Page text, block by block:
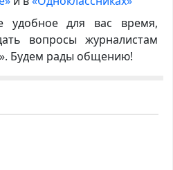
удобное для вас время,
вопросы журналистам
Будем рады общению!